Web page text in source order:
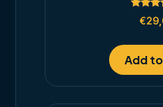
Rated
4.00
€
Add